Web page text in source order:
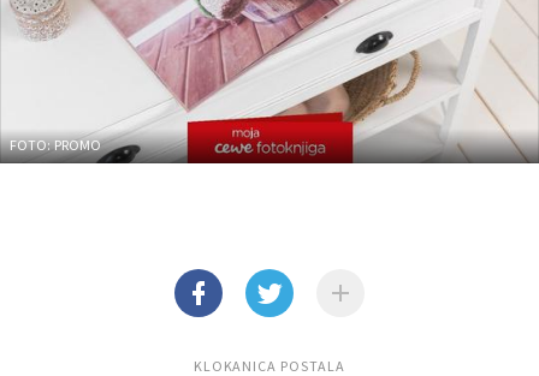
FOTO: PROMO
KLOKANICA POSTALA